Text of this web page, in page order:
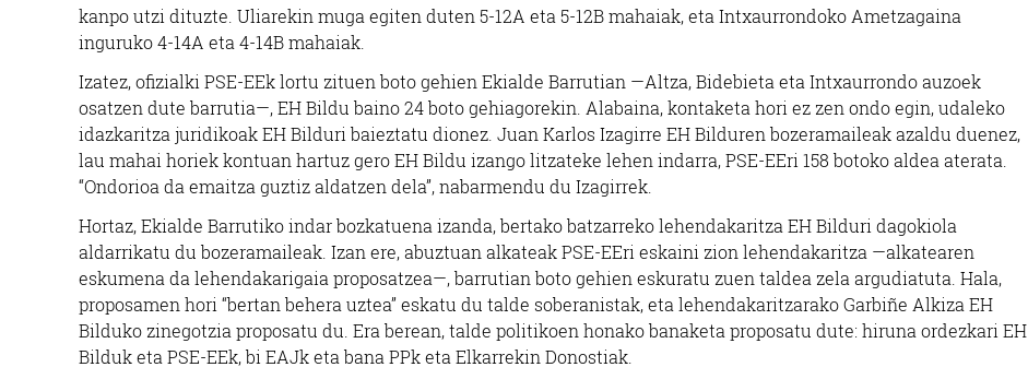
kanpo utzi dituzte. Uliarekin muga egiten duten 5-12A eta 5-12B mahaiak, eta Intxaurrondoko Ametzagaina
inguruko 4-14A eta 4-14B mahaiak.
Izatez, ofizialki PSE-EEk lortu zituen boto gehien Ekialde Barrutian —Altza, Bidebieta eta Intxaurrondo auzoek
osatzen dute barrutia—, EH Bildu baino 24 boto gehiagorekin. Alabaina, kontaketa hori ez zen ondo egin, udaleko
idazkaritza juridikoak EH Bilduri baieztatu dionez. Juan Karlos Izagirre EH Bilduren bozeramaileak azaldu duenez,
lau mahai horiek kontuan hartuz gero EH Bildu izango litzateke lehen indarra, PSE-EEri 158 botoko aldea aterata.
“Ondorioa da emaitza guztiz aldatzen dela”, nabarmendu du Izagirrek.
Hortaz, Ekialde Barrutiko indar bozkatuena izanda, bertako batzarreko lehendakaritza EH Bilduri dagokiola
aldarrikatu du bozeramaileak. Izan ere, abuztuan alkateak PSE-EEri eskaini zion lehendakaritza —alkatearen
eskumena da lehendakarigaia proposatzea—, barrutian boto gehien eskuratu zuen taldea zela argudiatuta. Hala,
proposamen hori “bertan behera uztea” eskatu du talde soberanistak, eta lehendakaritzarako Garbiñe Alkiza EH
Bilduko zinegotzia proposatu du. Era berean, talde politikoen honako banaketa proposatu dute: hiruna ordezkari EH
Bilduk eta PSE-EEk, bi EAJk eta bana PPk eta Elkarrekin Donostiak.